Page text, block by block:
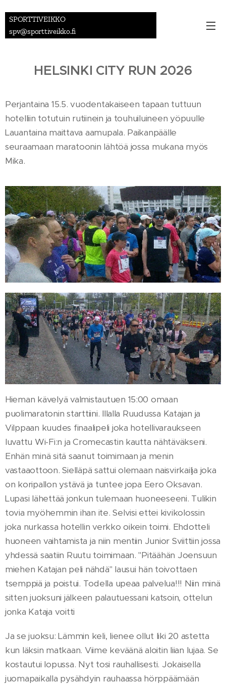
SPORTTIVEIKKO
spv@sporttiveikko.fi
HELSINKI CITY RUN 2026
Perjantaina 15.5. vuodentakaiseen tapaan tuttuun
hotelliin totutuin rutiinein ja touhuiluineen yöpuulle
Lauantaina maittava aamupala. Paikanpäälle
seuraamaan maratoonin lähtöä jossa mukana myös
Mika.
Hieman kävelyä valmistautuen 15:00 omaan
puolimaratonin starttiini. Illalla Ruudussa Katajan ja
Vilppaan kuudes finaalipeli joka hotellivaraukseen
luvattu Wi-Fi:n ja Cromecastin kautta nähtäväkseni.
Enhän minä sitä saanut toimimaan ja menin
vastaaottoon. Sielläpä sattui olemaan naisvirkailja joka
on koripallon ystävä ja tuntee jopa Eero Oksavan.
Lupasi lähettää jonkun tulemaan huoneeseeni. Tulikin
tovia myöhemmin ihan ite. Selvisi ettei kivikolossin
joka nurkassa hotellin verkko oikein toimi. Ehdotteli
huoneen vaihtamista ja niin mentiin Junior Sviittiin jossa
yhdessä saatiin Ruutu toimimaan. "Pitäähän Joensuun
miehen Katajan peli nähdä" lausui hän toivottaen
tsemppiä ja poistui. Todella upeaa palvelua!!! Niin minä
sitten juoksuni jälkeen palautuessani katsoin, ottelun
jonka Kataja voitti
Ja se juoksu: Lämmin keli, lienee ollut liki 20 astetta
kun läksin matkaan. Viime keväänä aloitin liian lujaa. Se
kostautui lopussa. Nyt tosi rauhallisesti. Jokaisella
juomapaikalla pysähdyin rauhaassa hörppäämään